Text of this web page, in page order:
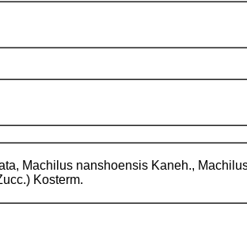
Machilus nanshoensis Kaneh.,
Kosterm.